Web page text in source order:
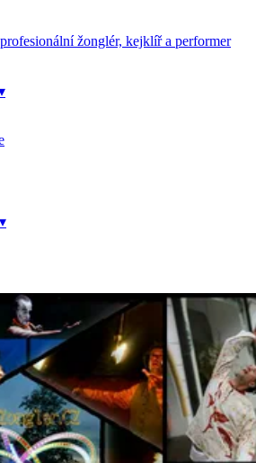
profesionální žonglér, kejklíř a performer